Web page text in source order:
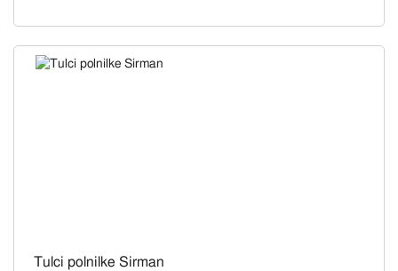
Tulci polnilke Sirman